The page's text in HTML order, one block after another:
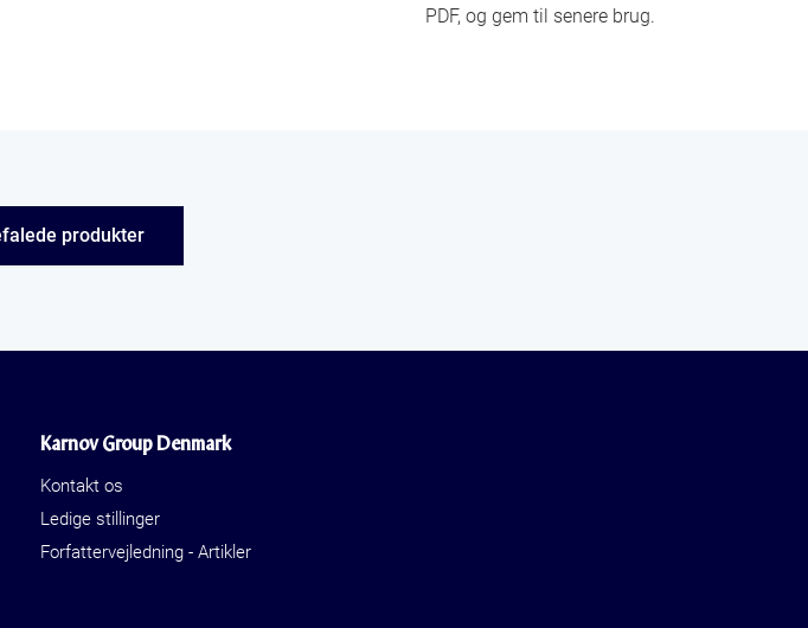
PDF, og gem til senere brug.
produkter
Karnov Group Denmark
Kontakt os
Ledige stillinger
Forfattervejledning - Artikler